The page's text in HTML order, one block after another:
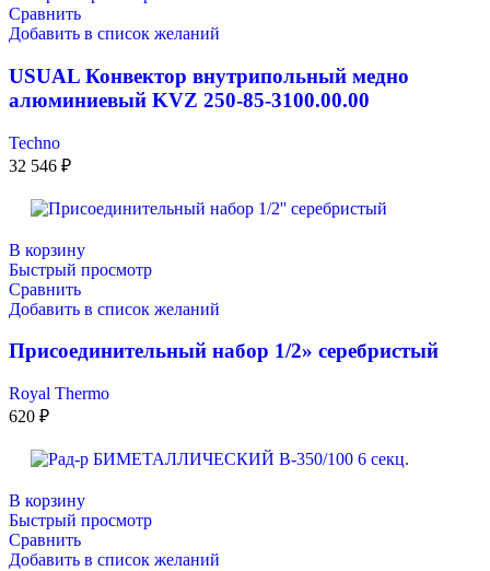
Сравнить
Добавить в список желаний
USUAL Конвектор внутрипольный медно
алюминиевый KVZ 250-85-3100.00.00
Techno
32 546 ₽
В корзину
Быстрый просмотр
Сравнить
Добавить в список желаний
Присоединительный набор 1/2» серебристый
Royal Thermo
620 ₽
В корзину
Быстрый просмотр
Сравнить
Добавить в список желаний